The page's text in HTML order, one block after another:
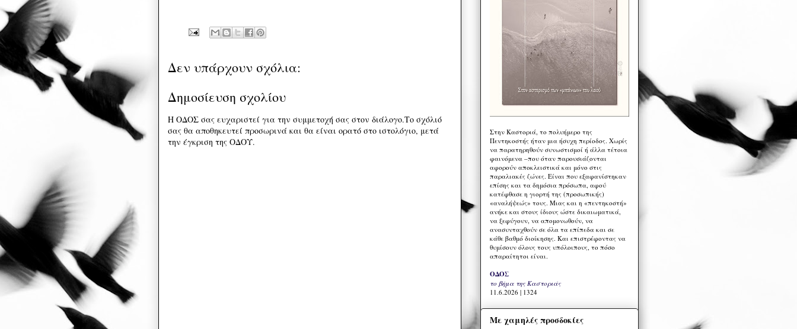
Δεν υπάρχουν σχόλια:
Δημοσίευση σχολίου
Η ΟΔΟΣ σας ευχαριστεί για την συμμετοχή σας στον διάλογο.Το σχόλιό
σας θα αποθηκευτεί προσωρινά και θα είναι ορατό στο ιστολόγιο, μετά
την έγκριση της ΟΔΟΥ.
Στην Καστοριά, το πολυήμερο της
Πεντηκοστής ήταν μια ήσυχη περίοδος. Χωρίς
να παρατηρηθούν συνωστισμοί ή άλλα τέτοια
φαινόμενα –που όταν παρουσιάζονται
αφορούν αποκλειστικά και μόνο στις
παραλιακές ζώνες. Είναι που εξαφανίστηκαν
επίσης και τα δημόσια πρόσωπα, αφού
κατέφθασε η γιορτή της (προσωπικής)
«αναλήψεώς» τους. Μιας και η «πεντηκοστή»
ανήκε και στους ίδιους ώστε δικαιωματικά,
να ξεφύγουν, να απομονωθούν, να
ανασυνταχθούν σε όλα τα επίπεδα και σε
κάθε βαθμό διοίκησης. Και επιστρέφοντας να
θυμίσουν όλους τους υπόλοιπους, το πόσο
απαραίτητοι είναι.
ΟΔΟΣ
το βήμα της Καστοριάς
11.6.2026 | 1324
Με χαμηλές προσδοκίες